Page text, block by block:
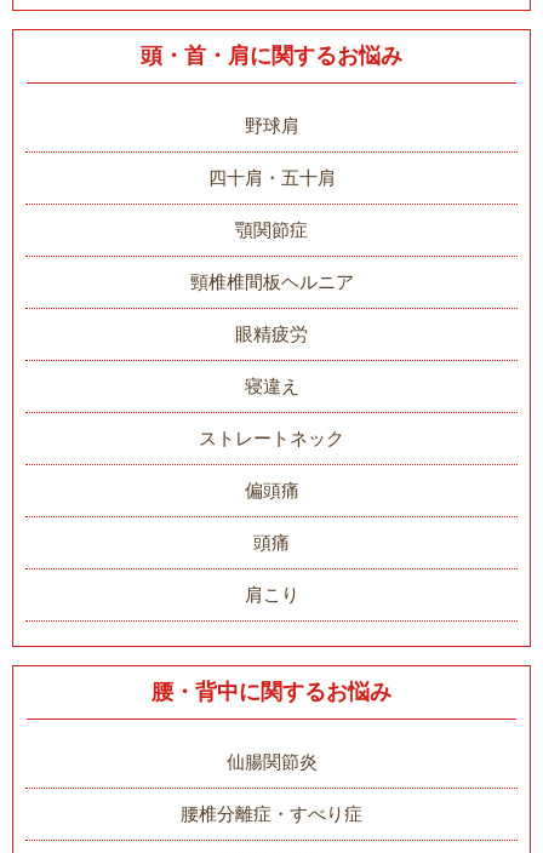
頭・首・肩に関するお悩み
野球肩
四十肩・五十肩
顎関節症
頸椎椎間板ヘルニア
眼精疲労
寝違え
ストレートネック
偏頭痛
頭痛
肩こり
腰・背中に関するお悩み
仙腸関節炎
腰椎分離症・すべり症